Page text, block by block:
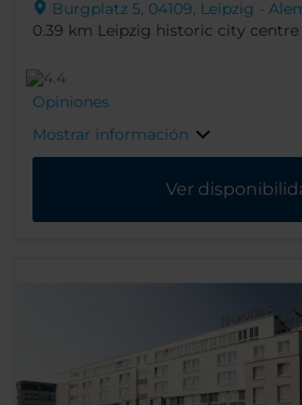
Burgplatz 5, 04109, Leipzig -
0.39 km Leipzig historic city centre
Opiniones
Mostrar información
Ver